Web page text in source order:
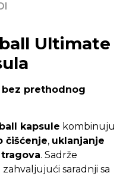
Ultimate
bez prethodnog
kapsule kombinuju
čišćenje, uklanjanje
. Sadrže
saradnji sa